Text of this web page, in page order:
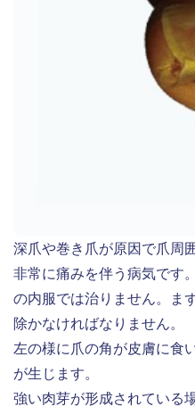
深爪や巻き爪が原因で爪周
非常に痛みを伴う病気です
の内服では治りません。ま
除かなければなりません。
左の様に爪の角が皮膚に食
が生じます。
強い肉芽が形成されている